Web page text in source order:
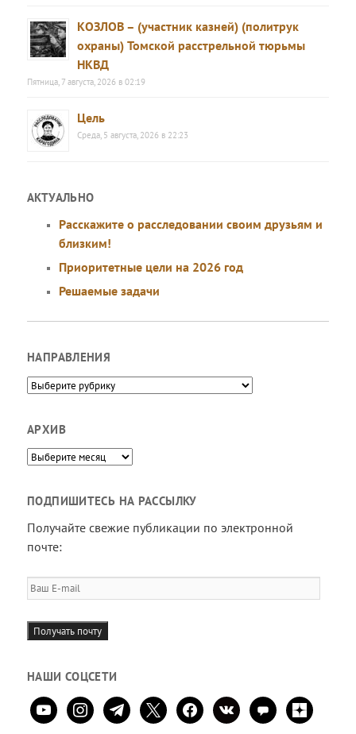
КОЗЛОВ – (участник казней) (политрук
охраны) Томской расстрельной тюрьмы
НКВД
Пятница, 7 августа, 2026 в 02:19
Цель
Среда, 5 августа, 2026 в 22:23
АКТУАЛЬНО
Расскажите о расследовании своим друзьям и
близким!
Приоритетные цели на 2026 год
Решаемые задачи
НАПРАВЛЕНИЯ
Направления
АРХИВ
Архив
ПОДПИШИТЕСЬ НА РАССЫЛКУ
Получайте свежие публикации по электронной
почте:
Ваш
E-
mail
Получать почту
НАШИ СОЦСЕТИ
youtubeinstagramtelegram
x facebookvkontaktecomment
zen-
yandex